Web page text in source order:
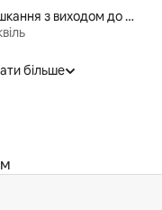
Помешкання з виходом до пляжу
більше